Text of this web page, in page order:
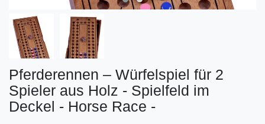
Pferderennen – Würfelspiel für 2
Spieler aus Holz - Spielfeld im
Deckel - Horse Race -